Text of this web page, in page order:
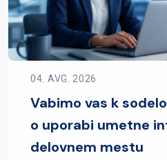
04. AVG. 2026
Vabimo vas k
o uporabi umetne
delovnem mestu